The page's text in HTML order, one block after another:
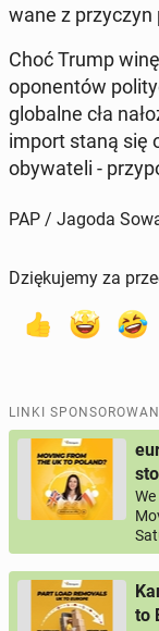
wa­ne z przy­czyn
Choć Trump
opo­nen­tów
glo­bal­ne cła
import staną się
oby­wa­te­li -
PAP / Jagoda
Dziękujemy za
LINKI
to